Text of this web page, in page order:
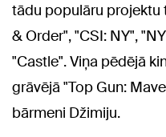
tādu populāru projektu
& Order", "CSI: NY",
"Castle". Viņa pēdējā
grāvējā "Top Gun:
bārmeni Džimiju.